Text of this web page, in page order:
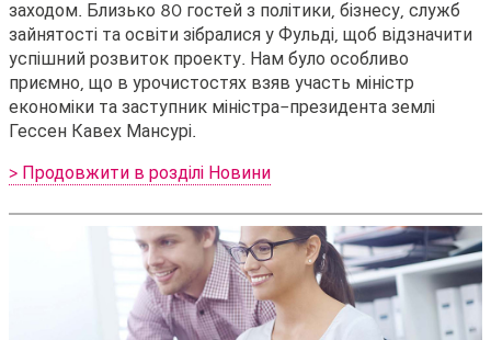
заходом. Близько 80 гостей з політики, бізнесу, служб
зайнятості та освіти зібралися у Фульді, щоб відзначити
успішний розвиток проекту. Нам було особливо
приємно, що в урочистостях взяв участь міністр
економіки та заступник міністра-президента землі
Гессен Кавех Мансурі.
> Продовжити в розділі Новини